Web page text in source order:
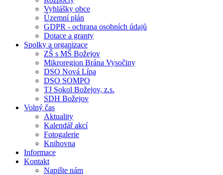
Vyhlášky obce
Územní plán
GDPR - ochrana osobních údajů
Dotace a granty
Spolky a organizace
ZŠ s MŠ Božejov
Mikroregion Brána Vysočiny
DSO Nová Lípa
DSO SOMPO
TJ Sokol Božejov, z.s.
SDH Božejov
Volný čas
Aktuality
Kalendář akcí
Fotogalerie
Knihovna
Informace
Kontakt
Napište nám